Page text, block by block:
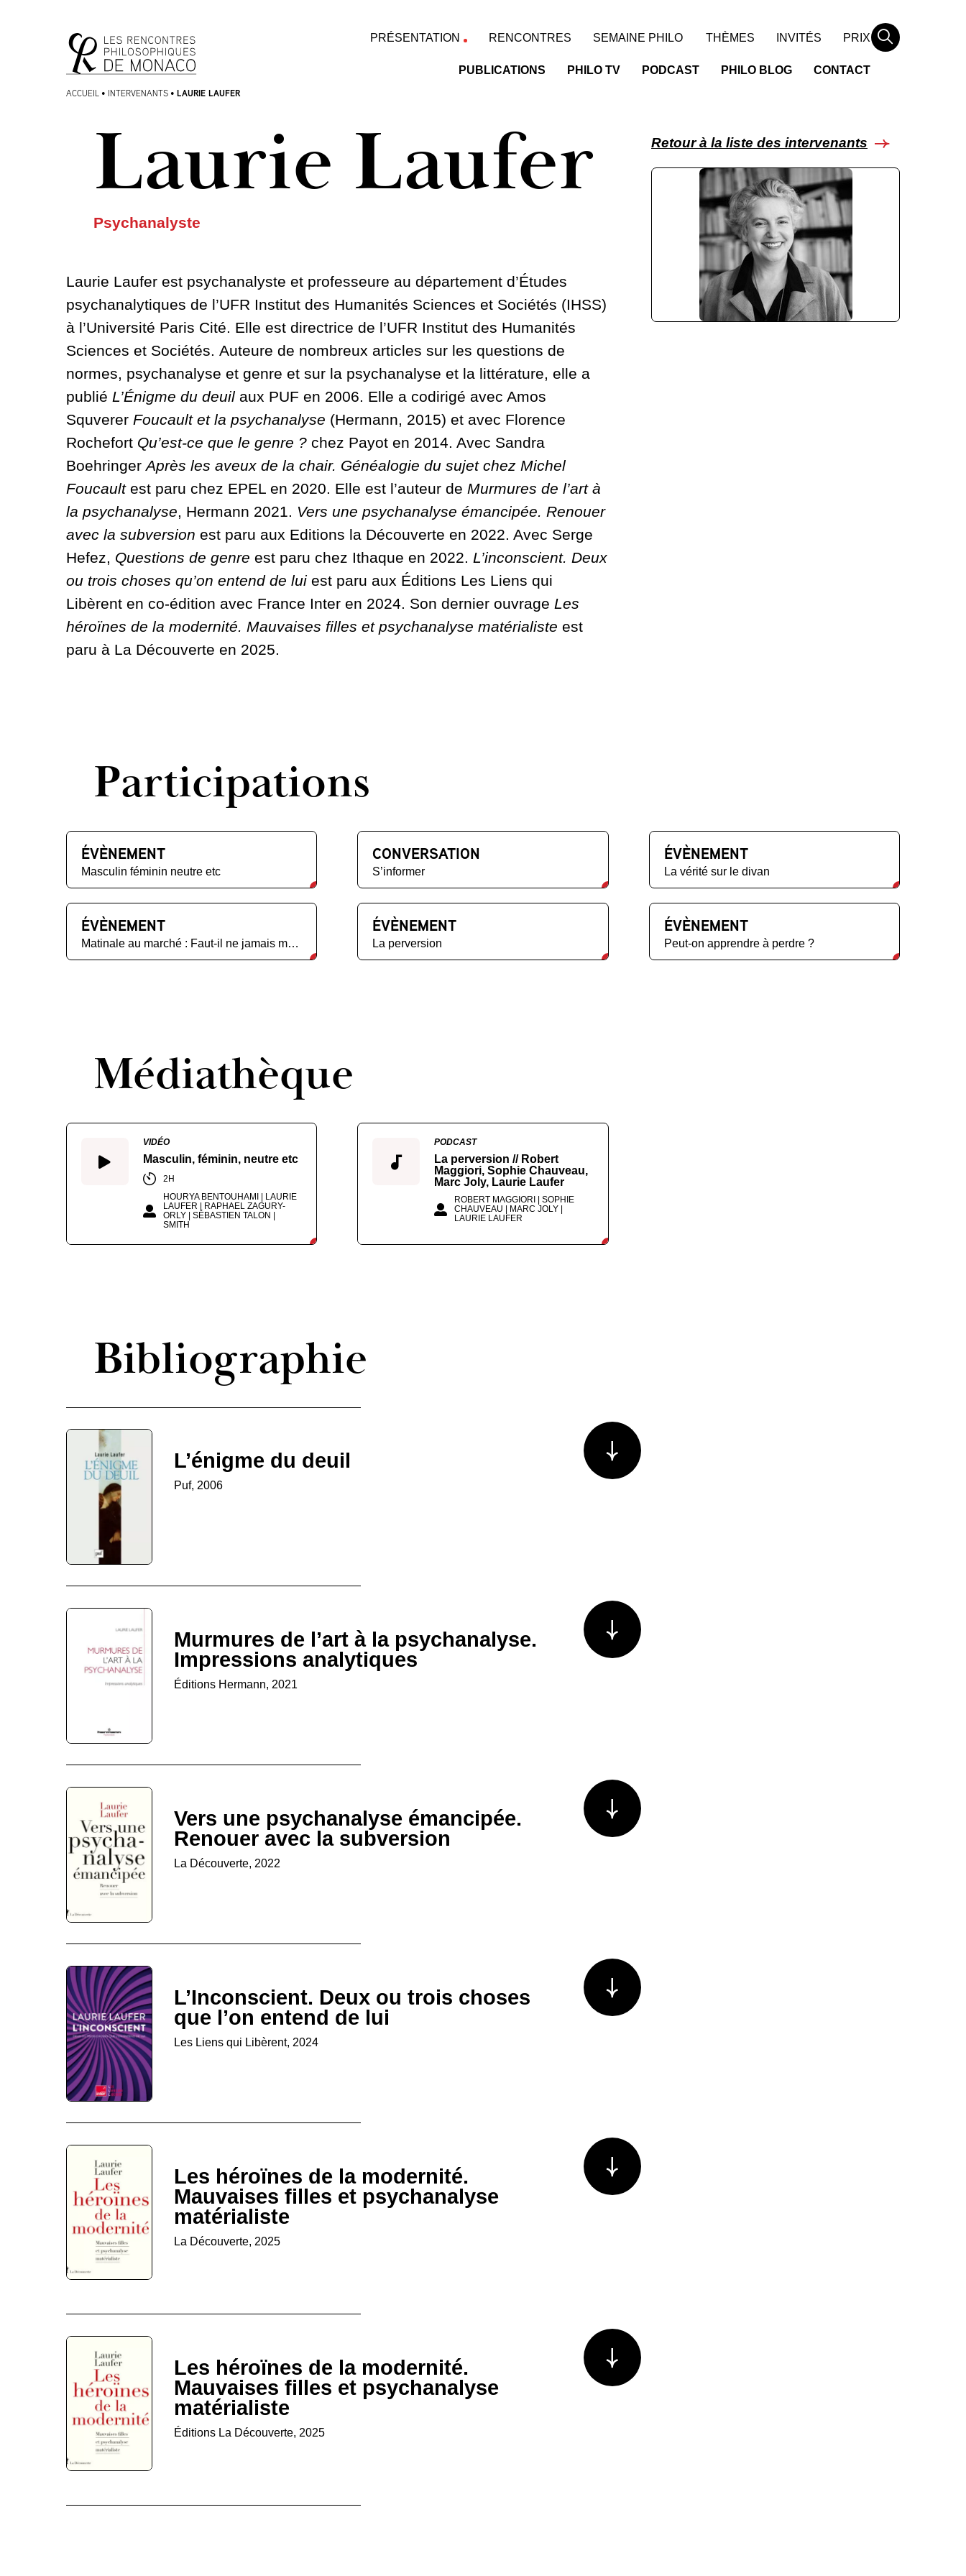
contenu
PRÉSENTATION RENCONTRES SEMAINE PHILO THÈMES INVITÉS PRIX
PUBLICATIONS PHILO TV PODCAST PHILO BLOG CONTACT
Rechercher
ACCUEIL • INTERVENANTS • LAURIE LAUFER
Laurie Laufer
Psychanalyste
Laurie Laufer est psychanalyste et professeure au département d’Études
psychanalytiques de l’UFR Institut des Humanités Sciences et Sociétés (IHSS)
à l’Université Paris Cité. Elle est directrice de l’UFR Institut des Humanités
Sciences et Sociétés. Auteure de nombreux articles sur les questions de
normes, psychanalyse et genre et sur la psychanalyse et la littérature, elle a
publié L’Énigme du deuil aux PUF en 2006. Elle a codirigé avec Amos
Squverer Foucault et la psychanalyse (Hermann, 2015) et avec Florence
Rochefort Qu’est-ce que le genre ? chez Payot en 2014. Avec Sandra
BoehringerAprès les aveux de la chair. Généalogie du sujet chez Michel
Foucaultest paru chez EPEL en 2020. Elle est l’auteur de Murmures de l’art à
la psychanalyse, Hermann 2021. Vers une psychanalyse émancipée. Renouer
avec la subversion est paru aux Editions la Découverte en 2022. Avec Serge
Hefez, Questions de genre est paru chez Ithaque en 2022. L’inconscient. Deux
ou trois choses qu’on entend de lui est paru aux Éditions Les Liens qui
Libèrent en co-édition avec France Inter en 2024. Son dernier ouvrage Les
héroïnes de la modernité. Mauvaises filles et psychanalyse matérialiste est
paru à La Découverte en 2025.
Retour à la liste des intervenants
Participations
ÉVÈNEMENT
Masculin féminin neutre etc
CONVERSATION
S’informer
ÉVÈNEMENT
La vérité sur le divan
ÉVÈNEMENT
Matinale au marché : Faut-il ne jamais mentir ?
ÉVÈNEMENT
La perversion
ÉVÈNEMENT
Peut-on apprendre à perdre ?
Médiathèque
VIDÉO
Masculin, féminin, neutre etc
2H
HOURYA BENTOUHAMI | LAURIE
LAUFER | RAPHAEL ZAGURY-
ORLY | SÉBASTIEN TALON |
SMITH
PODCAST
La perversion // Robert
Maggiori, Sophie Chauveau,
Marc Joly, Laurie Laufer
ROBERT MAGGIORI | SOPHIE
CHAUVEAU | MARC JOLY |
LAURIE LAUFER
Bibliographie
L’énigme du deuil
Puf, 2006
Voir plus/moins d'information sur le livre
Murmures de l’art à la psychanalyse.
Impressions analytiques
Éditions Hermann, 2021
Voir plus/moins d'information sur le livre
Vers une psychanalyse émancipée.
Renouer avec la subversion
La Découverte, 2022
Voir plus/moins d'information sur le livre
L’Inconscient. Deux ou trois choses
que l’on entend de lui
Les Liens qui Libèrent, 2024
Voir plus/moins d'information sur le livre
Les héroïnes de la modernité.
Mauvaises filles et psychanalyse
matérialiste
La Découverte, 2025
Voir plus/moins d'information sur le livre
Les héroïnes de la modernité.
Mauvaises filles et psychanalyse
matérialiste
Éditions La Découverte, 2025
Voir plus/moins d'information sur le livre